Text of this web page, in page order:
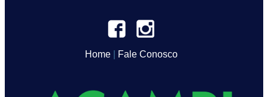
Home| Fale Conosco